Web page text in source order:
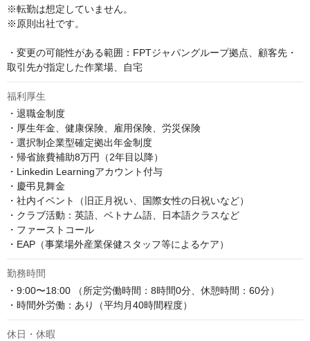
※転勤は想定していません。
※原則出社です。
・変更の可能性がある範囲：FPTジャパングループ拠点、顧客先・
取引先が指定した作業場、自宅
福利厚生
・退職金制度
・厚生年金、健康保険、雇用保険、労災保険
・選択制企業型確定拠出年金制度
・帰省旅費補助8万円（2年目以降）
・Linkedin Learningアカウント付与
・慶弔見舞金
・社内イベント（旧正月祝い、国際女性の日祝いなど）
・クラブ活動：英語、ベトナム語、日本語クラスなど
・ファーストコール
・EAP（事業場外産業保健スタッフ等によるケア）
勤務時間
・9:00〜18:00 （所定労働時間：8時間0分、休憩時間：60分）
・時間外労働：あり（平均月40時間程度）
休日・休暇